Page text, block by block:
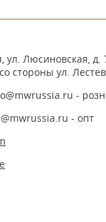
ул. Люсиновская, д.
стороны ул.
-
- опт